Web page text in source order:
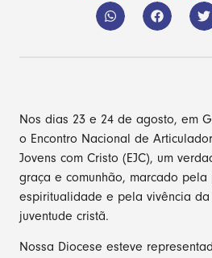
Nos dias 23 e 24 de agosto, em
o Encontro Nacional de
Jovens com Cristo (EJC), um
graça e comunhão, marcado pela
espiritualidade e pela vivência
juventude cristã.
Nossa Diocese esteve